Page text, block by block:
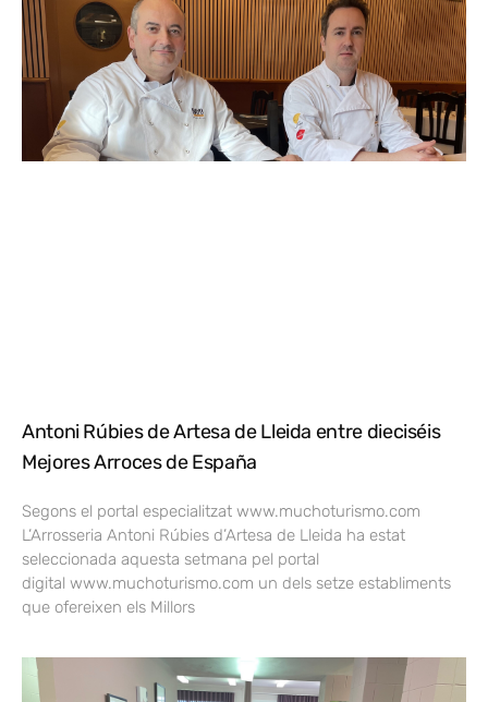
Antoni Rúbies de Artesa de Lleida entre dieciséis
Mejores Arroces de España
Segons el portal especialitzat www.muchoturismo.com
L’Arrosseria Antoni Rúbies d’Artesa de Lleida ha estat
seleccionada aquesta setmana pel portal
digital www.muchoturismo.com un dels setze establiments
que ofereixen els Millors